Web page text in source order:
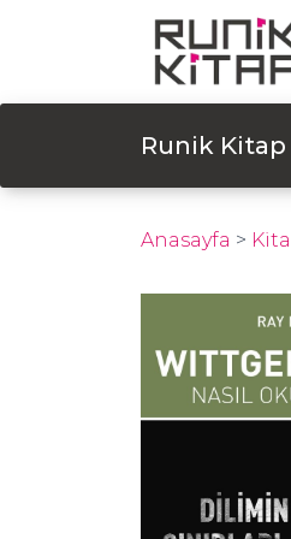
Runik Kitap
Anasayfa >